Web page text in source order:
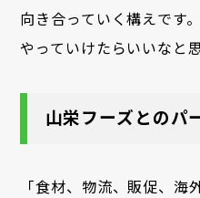
向き合っていく構えです
やっていけたらいいなと
山栄フーズとのパ
「食材、物流、販促、海